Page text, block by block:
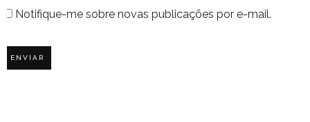
Notifique-me sobre novas publicações por e-mail.